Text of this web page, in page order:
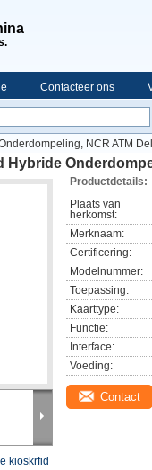
Contacteer ons
NCR ATM
Hybride
kioskrfid
Productdetails:
Plaats van
herkomst:
Merknaam:
Certificering:
Modelnummer:
Toepassing:
Kaarttype:
Functie:
Interface:
Voeding:
Contact